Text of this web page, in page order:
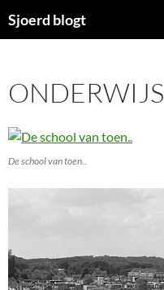
naar
Sjoerd blogt
ONDERWIJS
De school van toen..